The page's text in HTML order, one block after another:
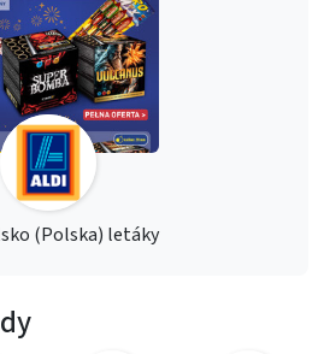
(Polska) letáky